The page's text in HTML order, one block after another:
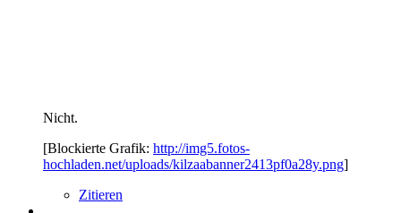
Nicht.
[Blockierte Grafik: http://img5.fotos-
hochladen.net/uploads/kilzaabanner2413pf0a28y.png]
Zitieren